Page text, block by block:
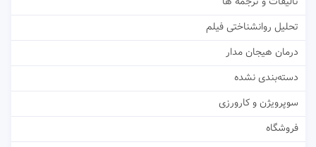
تحلیل روانشناختی فیلم
درمان هیجان مدار
دسته‌بندی نشده
سوپرویژن و کارورزی
فروشگاه